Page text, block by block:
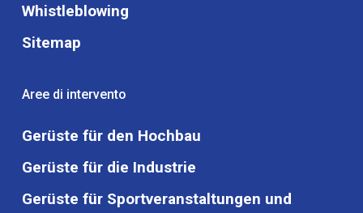
Whistleblowing
Sitemap
Aree di intervento
Gerüste für den Hochbau
Gerüste für die Industrie
Gerüste für Sportveranstaltungen und